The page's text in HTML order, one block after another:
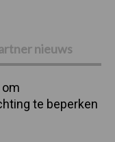
nieuws
te beperken